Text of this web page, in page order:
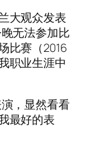
大观众发表
无法参加比
比赛（2016
职业生涯中
，显然看看
最好的表